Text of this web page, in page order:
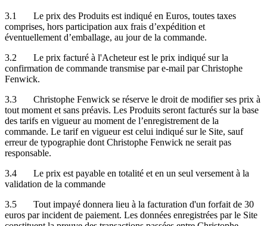
3.1 Le prix des Produits est indiqué en Euros, toutes taxes
comprises, hors participation aux frais d’expédition et
éventuellement d’emballage, au jour de la commande.
3.2 Le prix facturé à l'Acheteur est le prix indiqué sur la
confirmation de commande transmise par e-mail par Christophe
Fenwick.
3.3 Christophe Fenwick se réserve le droit de modifier ses prix à
tout moment et sans préavis. Les Produits seront facturés sur la base
des tarifs en vigueur au moment de l’enregistrement de la
commande. Le tarif en vigueur est celui indiqué sur le Site, sauf
erreur de typographie dont Christophe Fenwick ne serait pas
responsable.
3.4 Le prix est payable en totalité et en un seul versement à la
validation de la commande
3.5 Tout impayé donnera lieu à la facturation d'un forfait de 30
euros par incident de paiement. Les données enregistrées par le Site